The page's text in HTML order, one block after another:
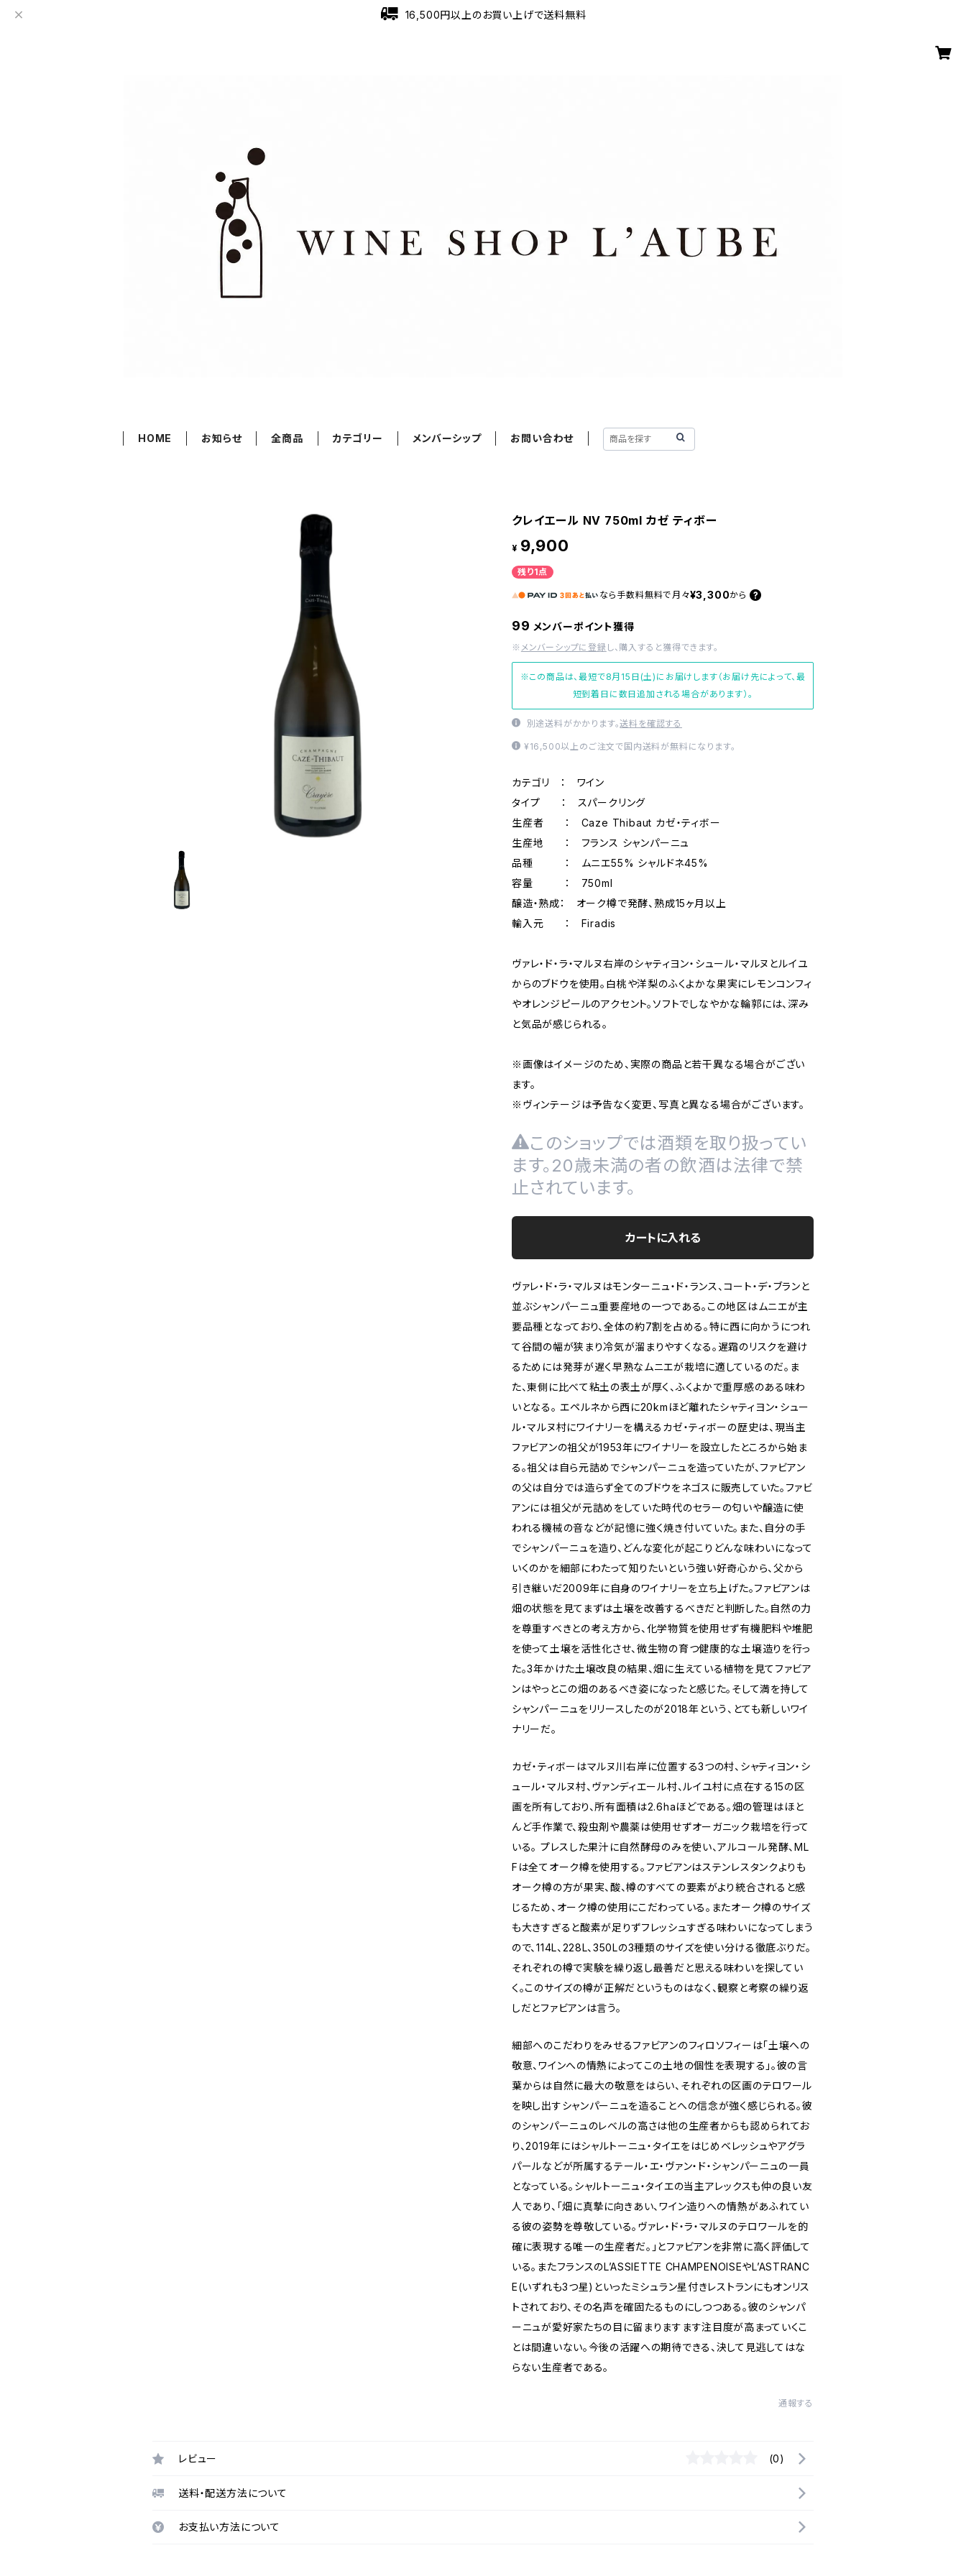
16,500円以上のお買い上げで送料無料
HOME お知らせ 全商品 カテゴリー メンバーシップ お問い合わせ
クレイエール NV 750ml カゼ ティボー
¥ 9,900
残り1点
なら 手数料無料で 月々¥3,300から
99 メンバーポイント獲得
※ メンバーシップに登録 し、購入すると獲得できます。
※この商品は、最短で8月15日(土)にお届けします（お届け先によって、最
短到着日に数日追加される場合があります）。
別途送料がかかります。送料を確認する
¥16,500以上のご注文で国内送料が無料になります。
カテゴリ ： ワイン
タイプ ： スパークリング
生産者 ： Caze Thibaut カゼ・ティボー
生産地 ： フランス シャンパーニュ
品種 ： ムニエ55% シャルドネ45%
容量 ： 750ml
醸造・熟成： オーク樽で発酵、熟成15ヶ月以上
輸入元 ： Firadis
ヴァレ・ド・ラ・マルヌ右岸のシャティヨン・シュール・マルヌとルイユ
からのブドウを使用。白桃や洋梨のふくよかな果実にレモンコンフィ
やオレンジピールのアクセント。ソフトでしなやかな輪郭には、深み
と気品が感じられる。
※画像はイメージのため、実際の商品と若干異なる場合がござい
ます。
※ヴィンテージは予告なく変更、写真と異なる場合がございます。
このショップでは酒類を取り扱ってい
ます。20歳未満の者の飲酒は法律で禁
止されています。
カートに入れる
ヴァレ・ド・ラ・マルヌはモンターニュ・ド・ランス、コート・デ・ブランと
並ぶシャンパーニュ重要産地の一つである。この地区はムニエが主
要品種となっており、全体の約7割を占める。特に西に向かうにつれ
て谷間の幅が狭まり冷気が溜まりやすくなる。遅霜のリスクを避け
るためには発芽が遅く早熟なムニエが栽培に適しているのだ。ま
た、東側に比べて粘土の表土が厚く、ふくよかで重厚感のある味わ
いとなる。 エペルネから西に20kmほど離れたシャティヨン・シュー
ル・マルヌ村にワイナリーを構えるカゼ・ティボーの歴史は、現当主
ファビアンの祖父が1953年にワイナリーを設立したところから始ま
る。祖父は自ら元詰めでシャンパーニュを造っていたが、ファビアン
の父は自分では造らず全てのブドウをネゴスに販売していた。ファビ
アンには祖父が元詰めをしていた時代のセラーの匂いや醸造に使
われる機械の音などが記憶に強く焼き付いていた。また、自分の手
でシャンパーニュを造り、どんな変化が起こりどんな味わいになって
いくのかを細部にわたって知りたいという強い好奇心から、父から
引き継いだ2009年に自身のワイナリーを立ち上げた。ファビアンは
畑の状態を見てまずは土壌を改善するべきだと判断した。自然の力
を尊重すべきとの考え方から、化学物質を使用せず有機肥料や堆肥
を使って土壌を活性化させ、微生物の育つ健康的な土壌造りを行っ
た。3年かけた土壌改良の結果、畑に生えている植物を見てファビア
ンはやっとこの畑のあるべき姿になったと感じた。そして満を持して
シャンパーニュをリリースしたのが2018年という、とても新しいワイ
ナリーだ。
カゼ・ティボーはマルヌ川右岸に位置する3つの村、シャティヨン・シ
ュール・マルヌ村、ヴァンディエール村、ルイユ村に点在する15の区
画を所有しており、所有面積は2.6haほどである。畑の管理はほと
んど手作業で、殺虫剤や農薬は使用せずオーガニック栽培を行って
いる。 プレスした果汁に自然酵母のみを使い、アルコール発酵、ML
Fは全てオーク樽を使用する。ファビアンはステンレスタンクよりも
オーク樽の方が果実、酸、樽のすべての要素がより統合されると感
じるため、オーク樽の使用にこだわっている。またオーク樽のサイズ
も大きすぎると酸素が足りずフレッシュすぎる味わいになってしまう
ので、114L、228L、350Lの3種類のサイズを使い分ける徹底ぶりだ。
それぞれの樽で実験を繰り返し最善だと思える味わいを探してい
く。このサイズの樽が正解だというものはなく、観察と考察の繰り返
しだとファビアンは言う。
細部へのこだわりをみせるファビアンのフィロソフィーは「土壌への
敬意、ワインへの情熱によってこの土地の個性を表現する」。彼の言
葉からは自然に最大の敬意をはらい、それぞれの区画のテロワール
を映し出すシャンパーニュを造ることへの信念が強く感じられる。彼
のシャンパーニュのレベルの高さは他の生産者からも認められてお
り、2019年にはシャルトーニュ・タイエをはじめベレッシュやアグラ
パールなどが所属するテール・エ・ヴァン・ド・シャンパーニュの一員
となっている。シャルトーニュ・タイエの当主アレックスも仲の良い友
人であり、「畑に真摯に向きあい、ワイン造りへの情熱があふれてい
る彼の姿勢を尊敬している。ヴァレ・ド・ラ・マルヌのテロワールを的
確に表現する唯一の生産者だ。」とファビアンを非常に高く評価して
いる。またフランスのL’ASSIETTE CHAMPENOISEやL’ASTRANC
E(いずれも3つ星)といったミシュラン星付きレストランにもオンリス
トされており、その名声を確固たるものにしつつある。彼のシャンパ
ーニュが愛好家たちの目に留まりますます注目度が高まっていくこ
とは間違いない。今後の活躍への期待できる、決して見逃してはな
らない生産者である。
通報する
レビュー (0)
送料・配送方法について
お支払い方法について